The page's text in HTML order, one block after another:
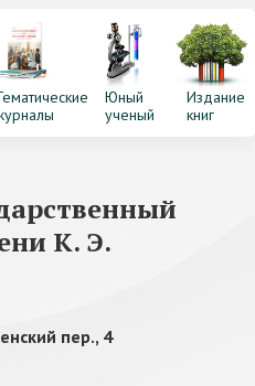
Юный
ученый
Издание
книг
К. Э.
пер., 4